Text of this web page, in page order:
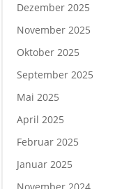
Dezember 2025
November 2025
Oktober 2025
September 2025
Mai 2025
April 2025
Februar 2025
Januar 2025